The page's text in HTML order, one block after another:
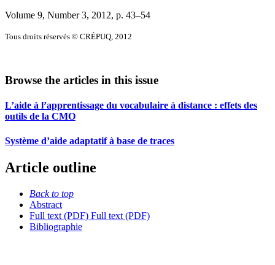
Volume 9, Number 3, 2012, p. 43–54
Tous droits réservés © CRÉPUQ, 2012
Browse the articles in this issue
L’aide à l’apprentissage du vocabulaire à distance : effets des
outils de la CMO
Système d’aide adaptatif à base de traces
Article outline
Back to top
Abstract
Full text (PDF) Full text (PDF)
Bibliographie